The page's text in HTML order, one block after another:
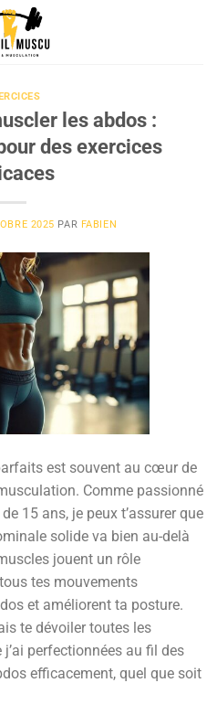
les abdos :
des exercices
2025 PAR FABIEN
est souvent au cœur de
Comme passionné
15 ans, je peux t’assurer que
solide va bien au-delà
jouent un rôle
tes mouvements
et améliorent ta posture.
te dévoiler toutes les
perfectionnées au fil des
efficacement, quel que soit